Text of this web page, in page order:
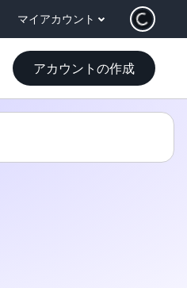
マイアカウント
アカウントの作成